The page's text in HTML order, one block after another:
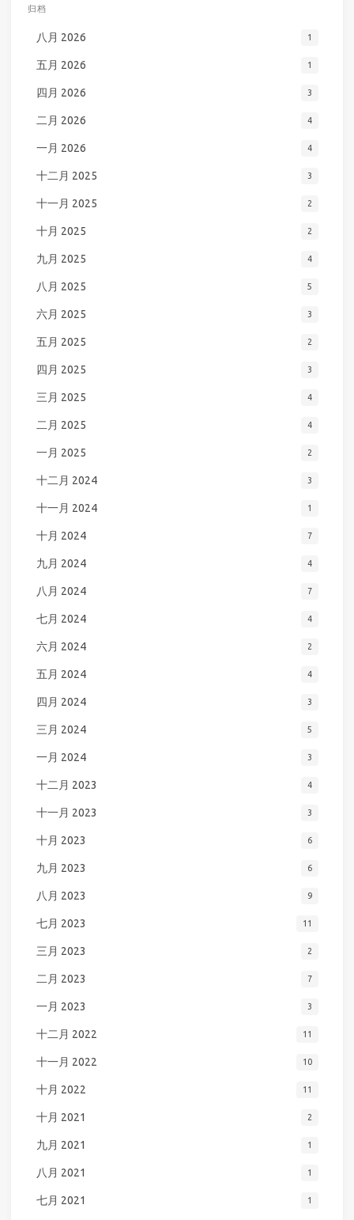
归档
八月 2026 1
五月 2026 1
四月 2026 3
二月 2026 4
一月 2026 4
十二月 2025 3
十一月 2025 2
十月 2025 2
九月 2025 4
八月 2025 5
六月 2025 3
五月 2025 2
四月 2025 3
三月 2025 4
二月 2025 4
一月 2025 2
十二月 2024 3
十一月 2024 1
十月 2024 7
九月 2024 4
八月 2024 7
七月 2024 4
六月 2024 2
五月 2024 4
四月 2024 3
三月 2024 5
一月 2024 3
十二月 2023 4
十一月 2023 3
十月 2023 6
九月 2023 6
八月 2023 9
七月 2023 11
三月 2023 2
二月 2023 7
一月 2023 3
十二月 2022 11
十一月 2022 10
十月 2022 11
十月 2021 2
九月 2021 1
八月 2021 1
七月 2021 1